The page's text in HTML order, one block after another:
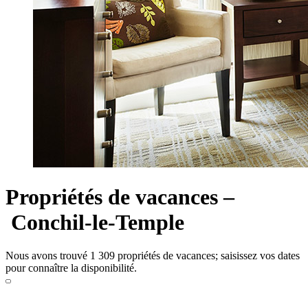
Propriétés de vacances –
Conchil-le-Temple
Nous avons trouvé 1 309 propriétés de vacances; saisissez vos dates
pour connaître la disponibilité.